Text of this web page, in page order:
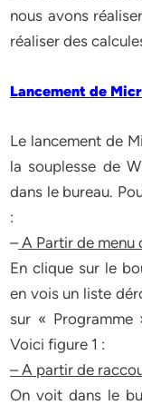
nous avons
réaliser des
Lancement de
Le lancement de
la souplesse de
dans le bureau.
:
–A Partir de menu
En clique sur le
en vois un liste
sur «
Voici figure 1 :
– A partir de
On voit dans le